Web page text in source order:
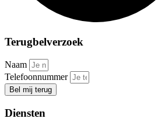
Terugbelverzoek
Naam
Telefoonnummer
Bel mij terug
Diensten